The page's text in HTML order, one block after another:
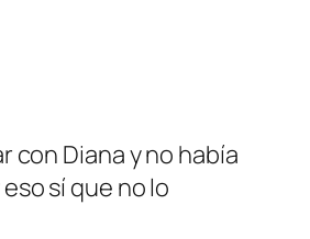
con Diana y no había
sí que no lo